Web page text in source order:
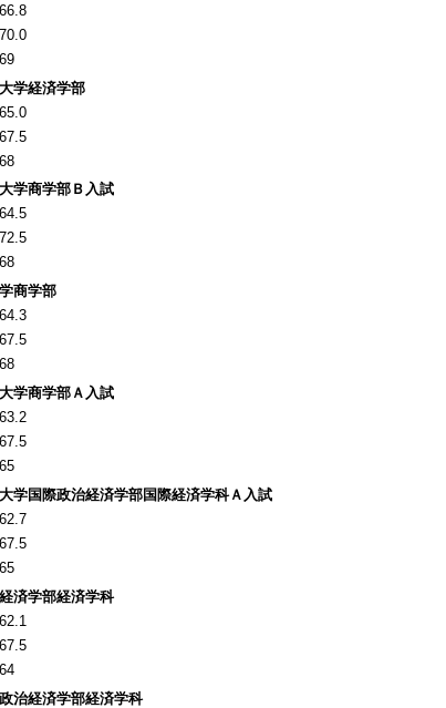
学経済学部
学商学部Ｂ入試
商学部
学商学部Ａ入試
学国際政治経済学部国際経済学科Ａ入試
済学部経済学科
治経済学部経済学科